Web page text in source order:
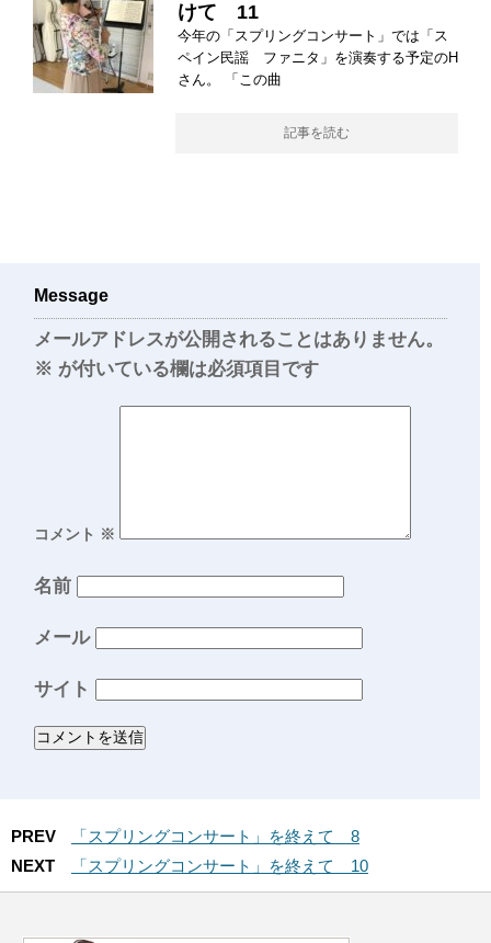
けて 11
今年の「スプリングコンサート」では「ス
ペイン民謡 ファニタ」を演奏する予定のH
さん。 「この曲
記事を読む
Message
メールアドレスが公開されることはありません。
※ が付いている欄は必須項目です
コメント ※
名前
メール
サイト
PREV
「スプリングコンサート」を終えて 8
NEXT
「スプリングコンサート」を終えて 10